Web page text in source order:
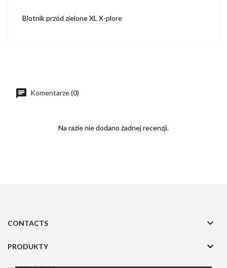
Blotnik przód zielone XL X-plore
Komentarze (0)
Na razie nie dodano żadnej recenzji.
CONTACTS 
PRODUKTY 